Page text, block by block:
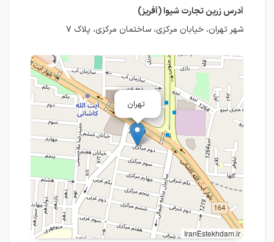
آدرس زرین تجارت شیوا (آفریز)
شهر تهران، خیابان مرکزی، ساختمان مرکزی، پلاک ۷
تهران
IranEstekhdam.ir